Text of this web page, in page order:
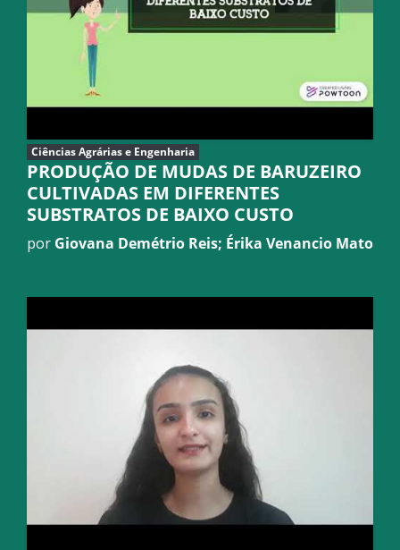
Ciências Agrárias e Engenharia
PRODUÇÃO DE MUDAS DE BARUZEIRO
CULTIVADAS EM DIFERENTES
SUBSTRATOS DE BAIXO CUSTO
por Giovana Demétrio Reis; Érika Venancio Mato